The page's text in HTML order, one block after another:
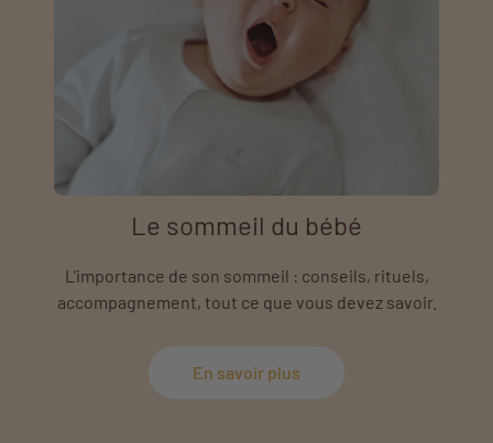
Le sommeil du bébé
L'importance de son sommeil : conseils, rituels,
accompagnement, tout ce que vous devez savoir.
En savoir plus